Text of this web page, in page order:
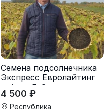
Семена подсолнечника
Экспресс Евролайтинг
гибрид F-G+
4 500 ₽
Республика